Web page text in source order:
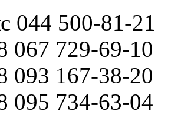
044 500-81-21
067 729-69-10
093 167-38-20
095 734-63-04